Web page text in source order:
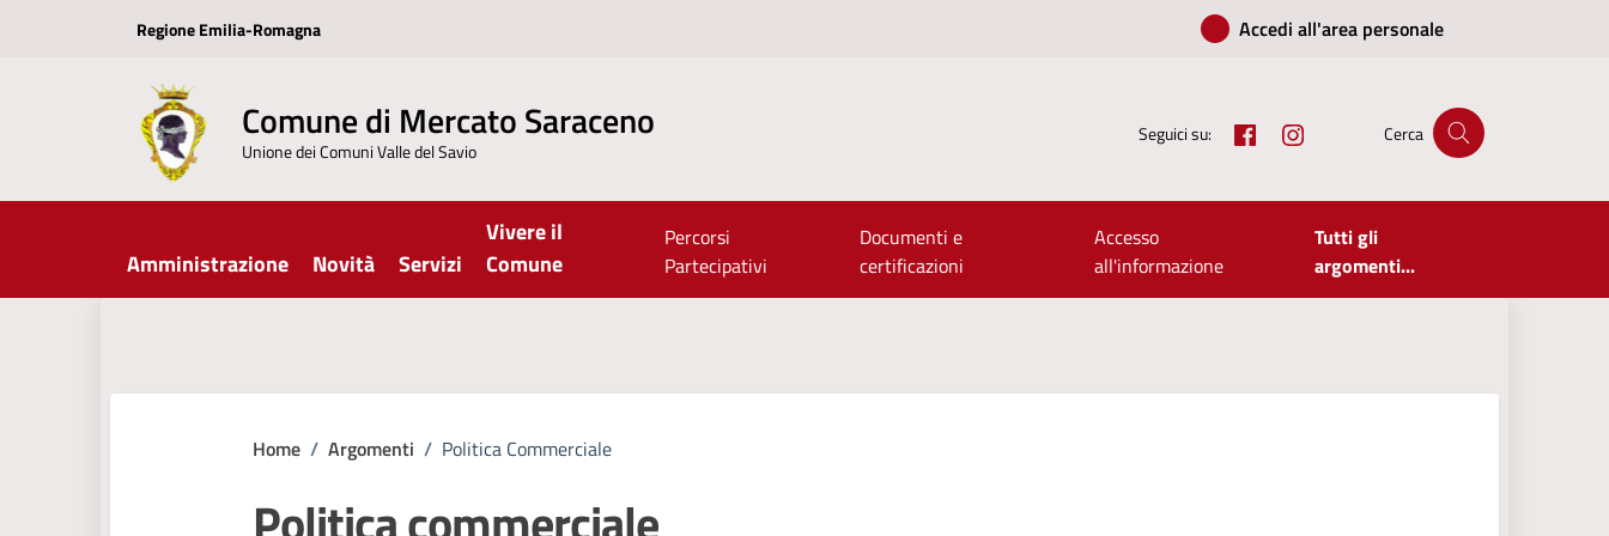
Regione Emilia-Romagna Accedi all'area personale
Comune di Mercato Saraceno
Unione dei Comuni Valle del Savio
Seguici su: FacebookInstagramCerca
Amministrazione Novità Servizi
Vivere il
Comune
Percorsi
Partecipativi
Documenti e
certificazioni
Accesso
all'informazione
Tutti gli
argomenti...
Home / Argomenti / Politica Commerciale